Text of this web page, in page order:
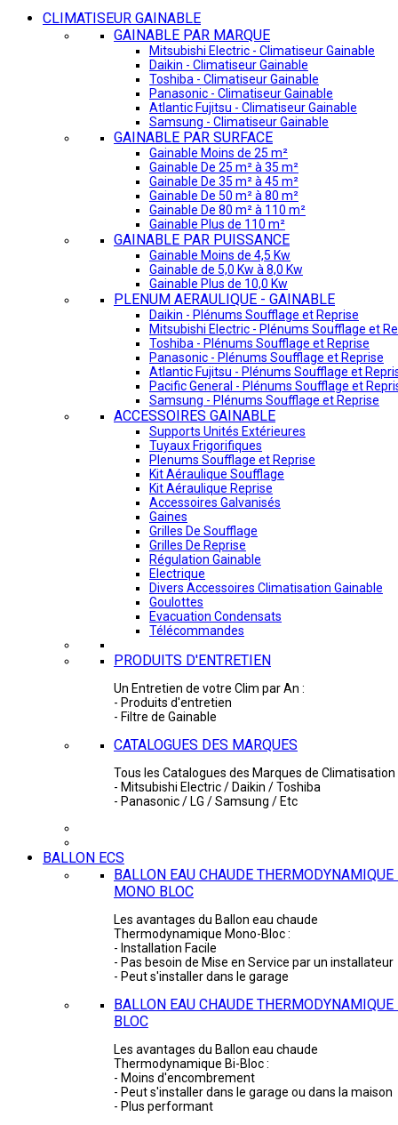
CLIMATISEUR GAINABLE
GAINABLE PAR MARQUE
Mitsubishi Electric - Climatiseur Gainable
Daikin - Climatiseur Gainable
Toshiba - Climatiseur Gainable
Panasonic - Climatiseur Gainable
Atlantic Fujitsu - Climatiseur Gainable
Samsung - Climatiseur Gainable
GAINABLE PAR SURFACE
Gainable Moins de 25 m²
Gainable De 25 m² à 35 m²
Gainable De 35 m² à 45 m²
Gainable De 50 m² à 80 m²
Gainable De 80 m² à 110 m²
Gainable Plus de 110 m²
GAINABLE PAR PUISSANCE
Gainable Moins de 4,5 Kw
Gainable de 5,0 Kw à 8,0 Kw
Gainable Plus de 10,0 Kw
PLENUM AERAULIQUE - GAINABLE
Daikin - Plénums Soufflage et Reprise
Mitsubishi Electric - Plénums Soufflage et
Toshiba - Plénums Soufflage et Reprise
Panasonic - Plénums Soufflage et Reprise
Atlantic Fujitsu - Plénums Soufflage et
Pacific General - Plénums Soufflage et
Samsung - Plénums Soufflage et Reprise
ACCESSOIRES GAINABLE
Supports Unités Extérieures
Tuyaux Frigorifiques
Plenums Soufflage et Reprise
Kit Aéraulique Soufflage
Kit Aéraulique Reprise
Accessoires Galvanisés
Gaines
Grilles De Soufflage
Grilles De Reprise
Régulation Gainable
Electrique
Divers Accessoires Climatisation Gainable
Goulottes
Evacuation Condensats
Télécommandes
PRODUITS D'ENTRETIEN
Un Entretien de votre Clim par An :
- Produits d'entretien
- Filtre de Gainable
CATALOGUES DES MARQUES
Tous les Catalogues des Marques de Climatisation
- Mitsubishi Electric / Daikin / Toshiba
- Panasonic / LG / Samsung / Etc
BALLON ECS
BALLON EAU CHAUDE THERMODYNAMIQUE
MONO BLOC
Les avantages du Ballon eau chaude
Thermodynamique Mono-Bloc :
- Installation Facile
- Pas besoin de Mise en Service par un installateur
- Peut s'installer dans le garage
BALLON EAU CHAUDE
BLOC
Les avantages du Ballon eau chaude
Thermodynamique Bi-Bloc :
- Moins d'encombrement
- Peut s'installer dans le garage ou dans la maison
- Plus performant